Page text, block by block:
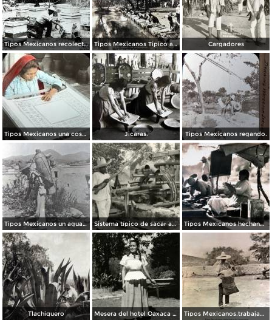
Tipos Mexicanos recolectando la miel de abeja. Tipos Mexicanos Tipico aspecto de lavanderas. Cargadores
Tipos Mexicanos una costurera. Jicaras. Tipos Mexicanos regando.
Tipos Mexicanos un aguador de Guanajuato . Sistema típico de sacar agua Tipos Mexicanos hechando tortillas.
Tlachiquero Mesera del hotel Oaxaca Courts vistiendo traje típico Tipos Mexicanos.trabajador del henequen